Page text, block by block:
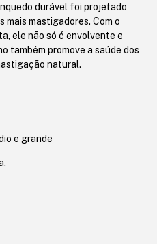
durável foi projetado
mais mastigadores. Com o
ele não só é envolvente e
também promove a saúde dos
natural.
e grande